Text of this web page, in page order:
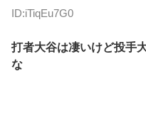
ID:iTiqEu7G0
打者大谷は凄いけど投手
な